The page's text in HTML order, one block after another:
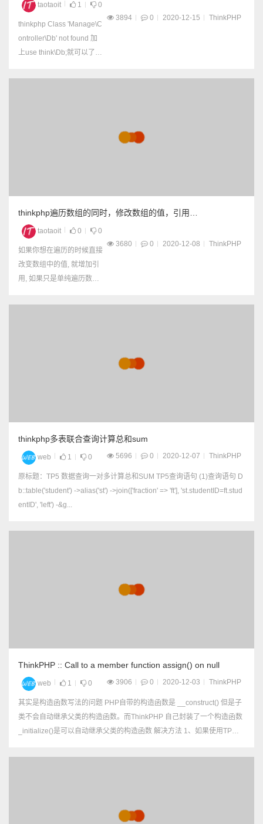
taotaoit 1
0
3894
0 2020-12-15 ThinkPHP
thinkphp Class 'Manage\C
ontroller\Db' not found 加
上use think\Db;就可以了
ace Manage\Controller; us
thinkphp遍历数组的同时，修改数组的值，引用
foreach（&$v）
taotaoit 0
0
3680
0 2020-12-08 ThinkPHP
如果你想在遍历的时候直接
改变数组中的值, 就增加引
用, 如果只是单纯遍历数组,
$orderlist_banji=$this->lo
thinkphp多表联合查询计算总和sum
web 1 0 5696 0 2020-12-07 ThinkPHP
原标题：TP5 数据查询一对多计算总和SUM TP5查询语句 (1)查询语句 D
b::table('student') ->alias('st') ->join(['fraction' => 'ft'], 'st.studentID=ft.stud
entID', 'left') -&g...
ThinkPHP :: Call to a member function assign() on null
web 1 0 3906 0 2020-12-03 ThinkPHP
其实是构造函数写法的问题 PHP自带的构造函数是 __construct() 但是子
类不会自动继承父类的构造函数。而ThinkPHP 自己封装了一个构造函数
_initialize()是可以自动继承父类的构造函数 解决方法 1、如果使用TP框